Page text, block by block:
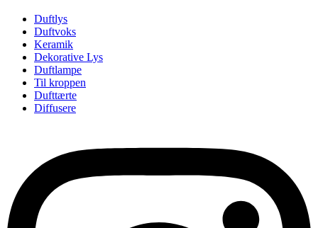
Duftlys
Duftvoks
Keramik
Dekorative Lys
Duftlampe
Til kroppen
Dufttærte
Diffusere